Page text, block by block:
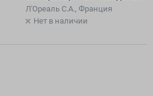
SPF50+/PPD34, 200 мл
Л'Ореаль С.А., Франция
Нет в наличии